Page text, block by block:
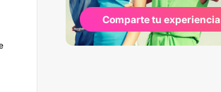
Comparte tu experiencia